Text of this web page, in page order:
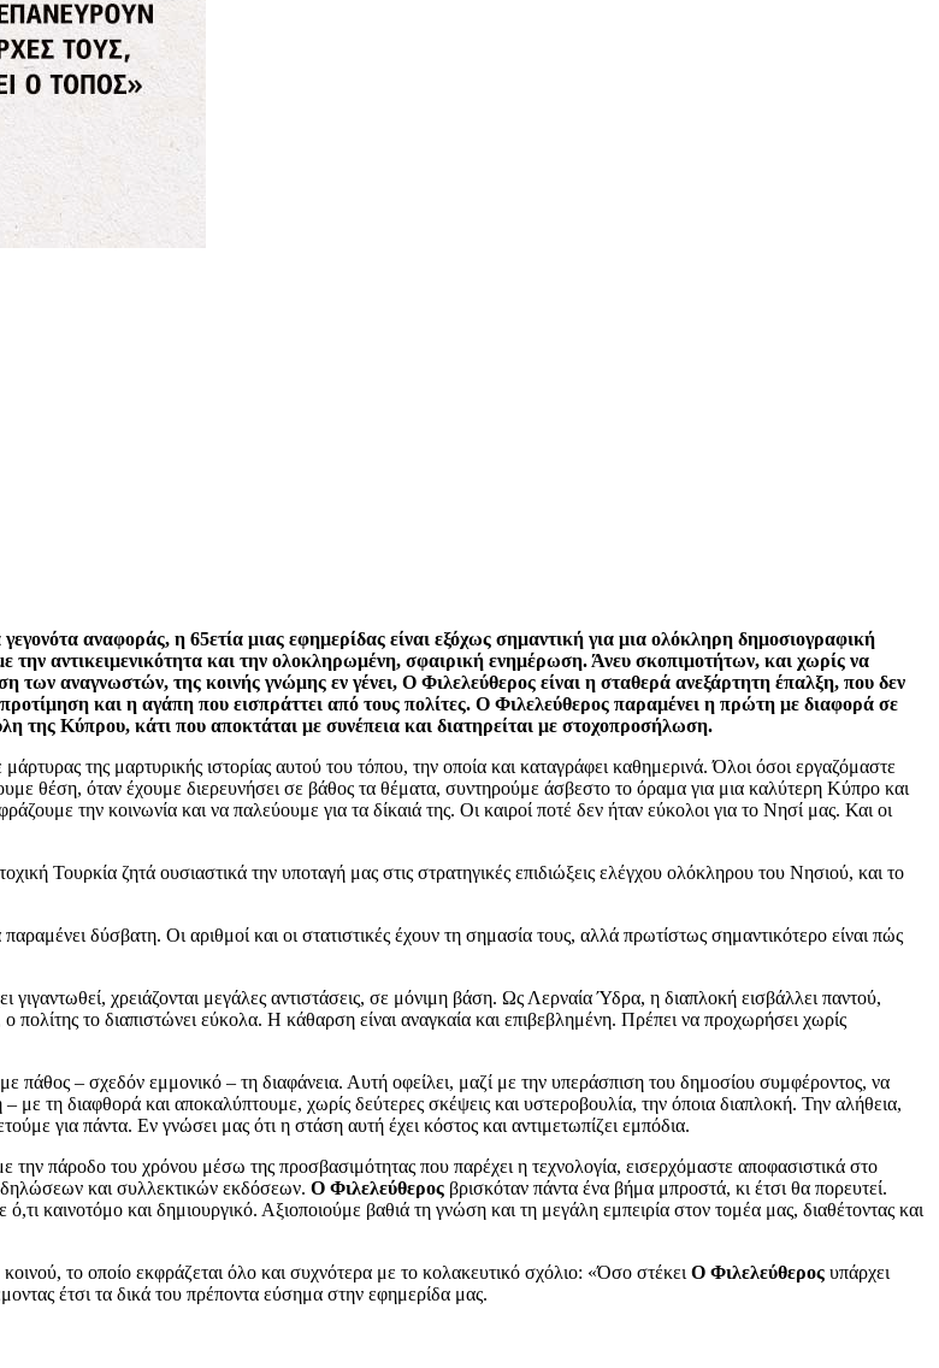
αναφοράς, η 65ετία μιας εφημερίδας είναι εξόχως σημαντική για μια ολόκληρη δημοσιογραφική
την αντικειμενικότητα και την ολοκληρωμένη, σφαιρική ενημέρωση. Άνευ σκοπιμοτήτων, και χωρίς να
των αναγνωστών, της κοινής γνώμης εν γένει, Ο Φιλελεύθερος είναι η σταθερά ανεξάρτητη έπαλξη, που δεν
και η αγάπη που εισπράττει από τους πολίτες. Ο Φιλελεύθερος παραμένει η πρώτη με διαφορά σε
της Κύπρου, κάτι που αποκτάται με συνέπεια και διατηρείται με στοχοπροσήλωση.
μάρτυρας της μαρτυρικής ιστορίας αυτού του τόπου, την οποία και καταγράφει καθημερινά. Όλοι όσοι εργαζόμαστε
θέση, όταν έχουμε διερευνήσει σε βάθος τα θέματα, συντηρούμε άσβεστο το όραμα για μια καλύτερη Κύπρο και
την κοινωνία και να παλεύουμε για τα δίκαιά της. Οι καιροί ποτέ δεν ήταν εύκολοι για το Νησί μας. Και οι
Τουρκία ζητά ουσιαστικά την υποταγή μας στις στρατηγικές επιδιώξεις ελέγχου ολόκληρου του Νησιού, και το
δύσβατη. Οι αριθμοί και οι στατιστικές έχουν τη σημασία τους, αλλά πρωτίστως σημαντικότερο είναι πώς
χρειάζονται μεγάλες αντιστάσεις, σε μόνιμη βάση. Ως Λερναία Ύδρα, η διαπλοκή εισβάλλει παντού,
το διαπιστώνει εύκολα. Η κάθαρση είναι αναγκαία και επιβεβλημένη. Πρέπει να προχωρήσει χωρίς
με πάθος – σχεδόν εμμονικό – τη διαφάνεια. Αυτή οφείλει, μαζί με την υπεράσπιση του δημοσίου συμφέροντος, να
τη διαφθορά και αποκαλύπτουμε, χωρίς δεύτερες σκέψεις και υστεροβουλία, την όποια διαπλοκή. Την αλήθεια,
για πάντα. Εν γνώσει μας ότι η στάση αυτή έχει κόστος και αντιμετωπίζει εμπόδια.
πάροδο του χρόνου μέσω της προσβασιμότητας που παρέχει η τεχνολογία, εισερχόμαστε αποφασιστικά στο
και συλλεκτικών εκδόσεων. Ο Φιλελεύθερος βρισκόταν πάντα ένα βήμα μπροστά, κι έτσι θα πορευτεί.
καινοτόμο και δημιουργικό. Αξιοποιούμε βαθιά τη γνώση και τη μεγάλη εμπειρία στον τομέα μας, διαθέτοντας και
το οποίο εκφράζεται όλο και συχνότερα με το κολακευτικό σχόλιο: «Όσο στέκει Ο Φιλελεύθερος υπάρχει
έτσι τα δικά του πρέποντα εύσημα στην εφημερίδα μας.